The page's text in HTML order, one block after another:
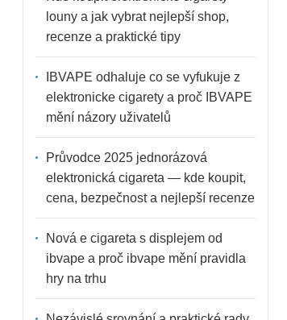
louny a jak vybrat nejlepší shop,
recenze a praktické tipy
IBVAPE odhaluje co se vyfukuje z
elektronicke cigarety a proč IBVAPE
mění názory uživatelů
Průvodce 2025 jednorázová
elektronická cigareta — kde koupit,
cena, bezpečnost a nejlepší recenze
Nová e cigareta s displejem od
ibvape a proč ibvape mění pravidla
hry na trhu